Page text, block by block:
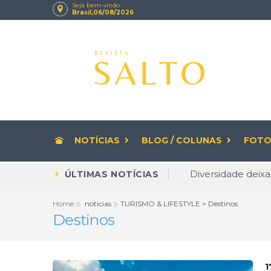
Seja bem-vindo
Brasil,06/08/2026
NOTÍCIAS BLOG / COLUNAS
ÚLTIMAS NOTÍCIAS
Diversidade
Brasileiro cria
Home noticias TURISMO & LIFESTYLE > Destinos
Destinos